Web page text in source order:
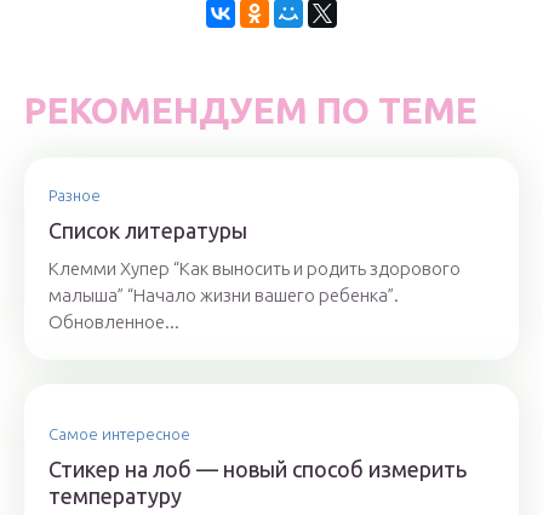
РЕКОМЕНДУЕМ ПО ТЕМЕ
Разное
Список литературы
Клемми Хупер “Как выносить и родить здорового
малыша” “Начало жизни вашего ребенка”.
Обновленное...
Самое интересное
Стикер на лоб — новый способ измерить
температуру